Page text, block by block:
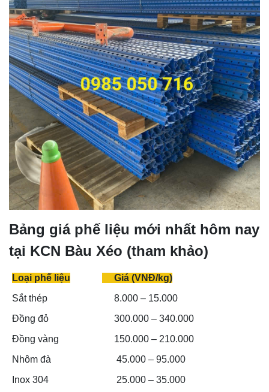
Bảng giá phế liệu mới nhất hôm nay
tại KCN Bàu Xéo (tham khảo)
Loại phế liệu
Giá (VNĐ/kg)
Sắt thép
8.000 – 15.000
Đồng đỏ
300.000 – 340.000
Đồng vàng
150.000 – 210.000
Nhôm đà
45.000 – 95.000
Inox 304
25.000 – 35.000